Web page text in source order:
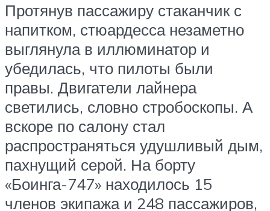
Протянув пассажиру стаканчик с
напитком, стюардесса незаметно
выглянула в иллюминатор и
убедилась, что пилоты были
правы. Двигатели лайнера
светились, словно стробоскопы. А
вскоре по салону стал
распространяться удушливый дым,
пахнущий серой. На борту
«Боинга-747» находилось 15
членов экипажа и 248 пассажиров,